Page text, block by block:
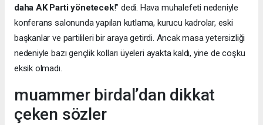
daha AK Parti yönetecek!” dedi. Hava muhalefeti nedeniyle
konferans salonunda yapılan kutlama, kurucu kadrolar, eski
başkanlar ve partilileri bir araya getirdi. Ancak masa yetersizliği
nedeniyle bazı gençlik kolları üyeleri ayakta kaldı, yine de coşku
eksik olmadı.
muammer birdal’dan dikkat
çeken sözler